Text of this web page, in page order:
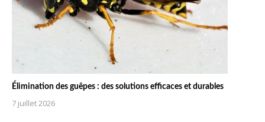
Élimination des guêpes : des solutions efficaces et durables
7 juillet 2026